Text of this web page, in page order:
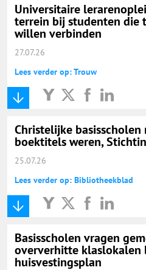
Universitaire
terrein bij studenten die
willen verbinden
27.07.26
Lees verder op: Trouw
Christelijke basisscholen
boektitels weren,
25.07.26
Lees verder op: Bibliotheekblad
Basisscholen vragen
oververhitte klaslokalen
huisvestingsplan